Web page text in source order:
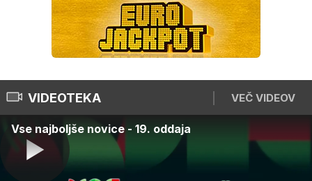
VIDEOTEKA VEČ VIDEOV
Vse najboljše novice - 19. oddaja